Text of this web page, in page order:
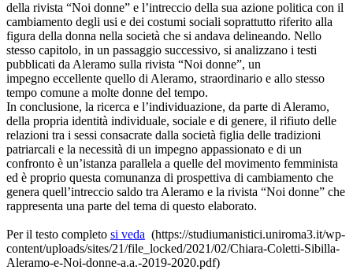
della rivista “Noi donne” e l’intreccio della sua azione politica con il
cambiamento degli usi e dei costumi sociali soprattutto riferito alla
figura della donna nella società che si andava delineando. Nello
stesso capitolo, in un passaggio successivo, si analizzano i testi
pubblicati da Aleramo sulla rivista “Noi donne”, un
impegno eccellente quello di Aleramo, straordinario e allo stesso
tempo comune a molte donne del tempo.
In conclusione, la ricerca e l’individuazione, da parte di Aleramo,
della propria identità individuale, sociale e di genere, il rifiuto delle
relazioni tra i sessi consacrate dalla società figlia delle tradizioni
patriarcali e la necessità di un impegno appassionato e di un
confronto è un’istanza parallela a quelle del movimento femminista
ed è proprio questa comunanza di prospettiva di cambiamento che
genera quell’intreccio saldo tra Aleramo e la rivista “Noi donne” che
rappresenta una parte del tema di questo elaborato.
Per il testo completo si veda (https://studiumanistici.uniroma3.it/wp-
content/uploads/sites/21/file_locked/2021/02/Chiara-Coletti-Sibilla-
Aleramo-e-Noi-donne-a.a.-2019-2020.pdf)